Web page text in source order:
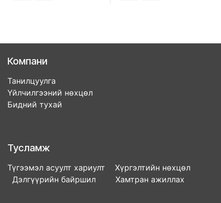
Компани
Танилцуулга
Үйлчилгээний нөхцөл
Бидний тухай
Тусламж
Түгээмэл асуулт хариулт Хүргэлтийн нөхцөл
Дэлгүүрийн байршил Хамтран ажиллах